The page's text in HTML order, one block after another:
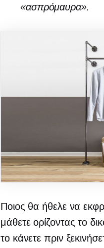
«ασπρόμαυρα».
Ποιος θα ήθελε να
μάθετε ορίζοντας το
το κάνετε πριν